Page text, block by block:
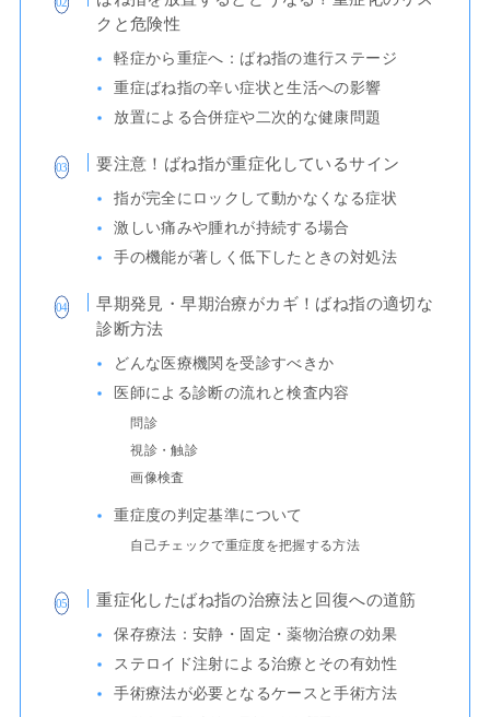
クと危険性
軽症から重症へ：ばね指の進行ステージ
重症ばね指の辛い症状と生活への影響
放置による合併症や二次的な健康問題
要注意！ばね指が重症化しているサイン
指が完全にロックして動かなくなる症状
激しい痛みや腫れが持続する場合
手の機能が著しく低下したときの対処法
早期発見・早期治療がカギ！ばね指の適切な
診断方法
どんな医療機関を受診すべきか
医師による診断の流れと検査内容
問診
視診・触診
画像検査
重症度の判定基準について
自己チェックで重症度を把握する方法
重症化したばね指の治療法と回復への道筋
保存療法：安静・固定・薬物治療の効果
ステロイド注射による治療とその有効性
手術療法が必要となるケースと手術方法